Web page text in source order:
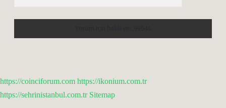
https://coinciforum.com https://ikonium.com.tr
https://sehrinistanbul.com.tr Sitemap